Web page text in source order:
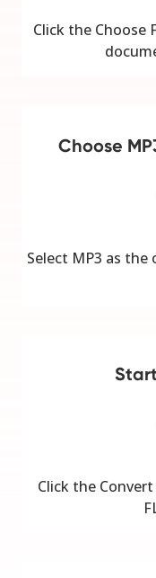
Click the Choose
Choose
Select MP3 as
Click the